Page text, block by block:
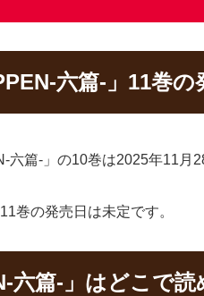
六篇-」11巻の
六篇-」の10巻は2025年11月
巻の発売日は未定です。
六篇-」はどこで